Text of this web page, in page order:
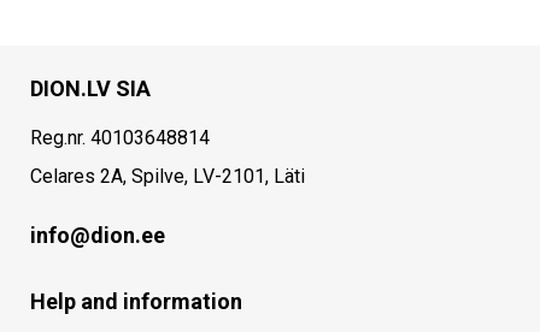
DION.LV SIA
Reg.nr. 40103648814
Celares 2A, Spilve, LV-2101, Läti
info@dion.ee
Help and information